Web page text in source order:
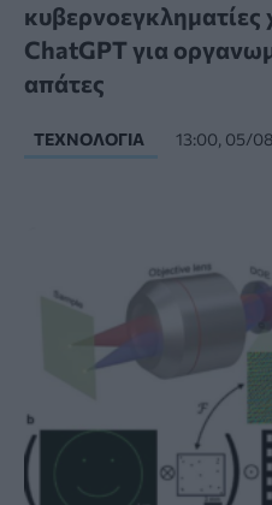
ChatGPT για
απάτες
ΤΕΧΝΟΛΟΓΊΑ 13:00, 05/